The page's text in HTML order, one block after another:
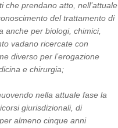
che prendano atto, nell’attuale
del trattamento di
anche per biologi, chimici,
vadano ricercate con
diverso per l’erogazione
e chirurgia;
nella attuale fase la
giurisdizionali, di
almeno cinque anni